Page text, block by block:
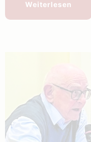
Weiterlesen